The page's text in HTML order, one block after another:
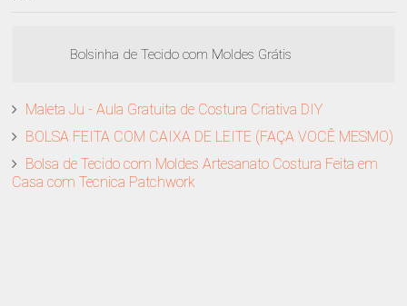
Bolsinha de Tecido com Moldes Grátis
Maleta Ju - Aula Gratuita de Costura Criativa DIY
BOLSA FEITA COM CAIXA DE LEITE (FAÇA VOCÊ MESMO)
Bolsa de Tecido com Moldes Artesanato Costura Feita em
Casa com Tecnica Patchwork